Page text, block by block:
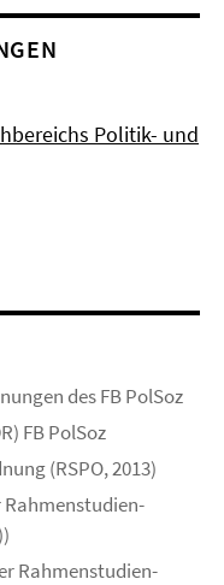
Politik- und
des FB PolSoz
FB PolSoz
(RSPO, 2013)
Rahmenstudien-
Rahmenstudien-